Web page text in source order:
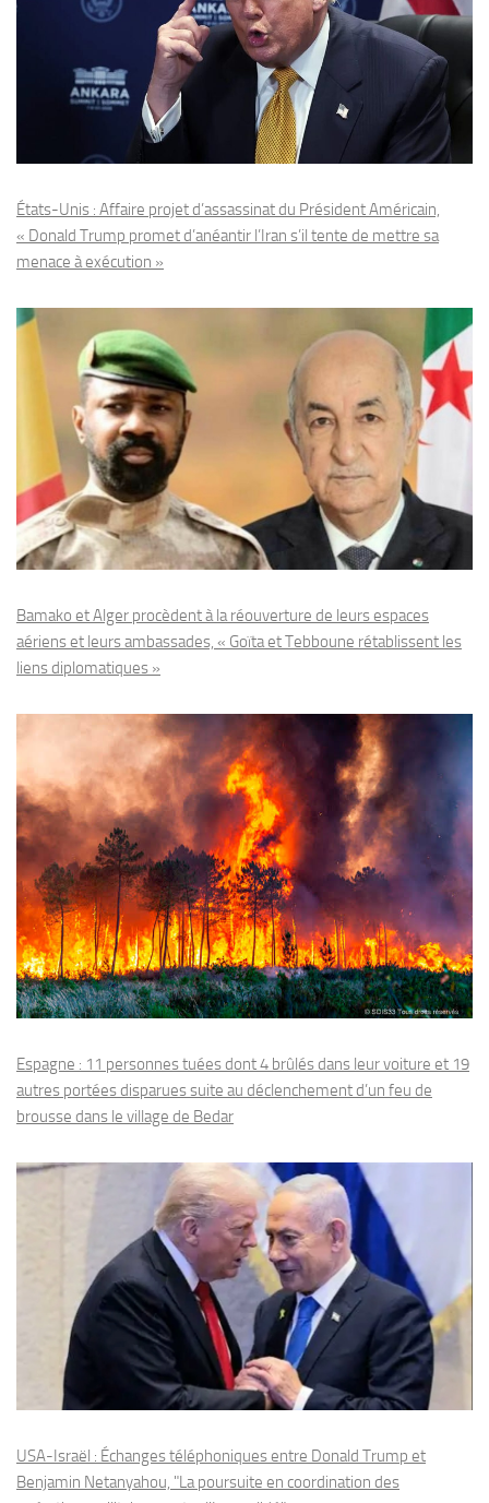
États-Unis : Affaire projet d’assassinat du Président Américain,
« Donald Trump promet d’anéantir l’Iran s’il tente de mettre sa
menace à exécution »
Bamako et Alger procèdent à la réouverture de leurs espaces
aériens et leurs ambassades, « Goïta et Tebboune rétablissent les
liens diplomatiques »
Espagne : 11 personnes tuées dont 4 brûlés dans leur voiture et 19
autres portées disparues suite au déclenchement d’un feu de
brousse dans le village de Bedar
USA-Israël : Échanges téléphoniques entre Donald Trump et
Benjamin Netanyahou, "La poursuite en coordination des